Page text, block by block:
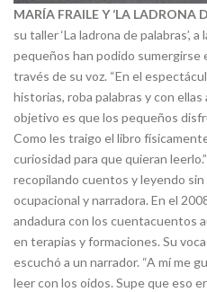
MARÍA FRAILE Y ‘LA LADRONA
su taller ‘La ladrona de palabras’,
pequeños han podido sumergirse
través de su voz. “En el
historias, roba palabras y con
objetivo es que los pequeños
Como les traigo el libro
curiosidad para que quieran
recopilando cuentos y leyendo
ocupacional y narradora. En el
andadura con los cuentacuentos
en terapias y formaciones. Su
escuchó a un narrador. “A mí me
leer con los oídos. Supe que eso